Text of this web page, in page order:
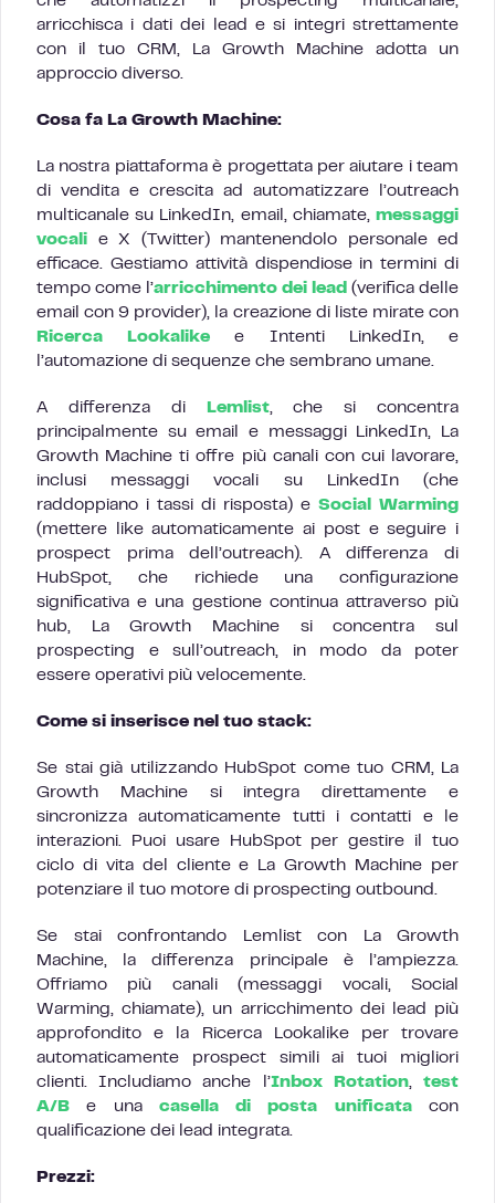
arricchisca i dati dei lead e si integri strettamente
con il tuo CRM, La Growth Machine adotta un
approccio diverso.
Cosa fa La Growth Machine:
La nostra piattaforma è progettata per aiutare i team
di vendita e crescita ad automatizzare l’outreach
multicanale su LinkedIn, email, chiamate, messaggi
vocali e X (Twitter) mantenendolo personale ed
efficace. Gestiamo attività dispendiose in termini di
tempo come l’arricchimento dei lead (verifica delle
email con 9 provider), la creazione di liste mirate con
Ricerca Lookalike e Intenti LinkedIn, e
l’automazione di sequenze che sembrano umane.
A differenza di Lemlist, che si concentra
principalmente su email e messaggi LinkedIn, La
Growth Machine ti offre più canali con cui lavorare,
inclusi messaggi vocali su LinkedIn (che
raddoppiano i tassi di risposta) e Social Warming
(mettere like automaticamente ai post e seguire i
prospect prima dell’outreach). A differenza di
HubSpot, che richiede una configurazione
significativa e una gestione continua attraverso più
hub, La Growth Machine si concentra sul
prospecting e sull’outreach, in modo da poter
essere operativi più velocemente.
Come si inserisce nel tuo stack:
Se stai già utilizzando HubSpot come tuo CRM, La
Growth Machine si integra direttamente e
sincronizza automaticamente tutti i contatti e le
interazioni. Puoi usare HubSpot per gestire il tuo
ciclo di vita del cliente e La Growth Machine per
potenziare il tuo motore di prospecting outbound.
Se stai confrontando Lemlist con La Growth
Machine, la differenza principale è l’ampiezza.
Offriamo più canali (messaggi vocali, Social
Warming, chiamate), un arricchimento dei lead più
approfondito e la Ricerca Lookalike per trovare
automaticamente prospect simili ai tuoi migliori
clienti. Includiamo anche l’Inbox Rotation,test
A/B e una casella di posta unificatacon
qualificazione dei lead integrata.
Prezzi: